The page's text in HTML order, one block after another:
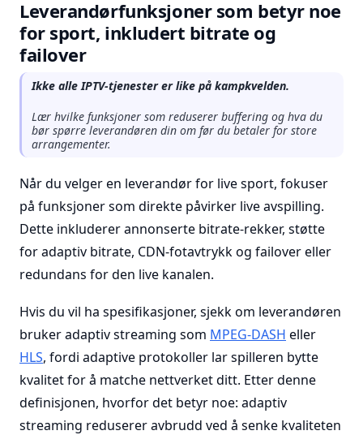
Leverandørfunksjoner som betyr noe
for sport, inkludert bitrate og
failover
Ikke alle IPTV-tjenester er like på kampkvelden.
Lær hvilke funksjoner som reduserer buffering og hva du
bør spørre leverandøren din om før du betaler for store
arrangementer.
Når du velger en leverandør for live sport, fokuser
på funksjoner som direkte påvirker live avspilling.
Dette inkluderer annonserte bitrate-rekker, støtte
for adaptiv bitrate, CDN-fotavtrykk og failover eller
redundans for den live kanalen.
Hvis du vil ha spesifikasjoner, sjekk om leverandøren
bruker adaptiv streaming som MPEG-DASH eller
HLS, fordi adaptive protokoller lar spilleren bytte
kvalitet for å matche nettverket ditt. Etter denne
definisjonen, hvorfor det betyr noe: adaptiv
streaming reduserer avbrudd ved å senke kvaliteten